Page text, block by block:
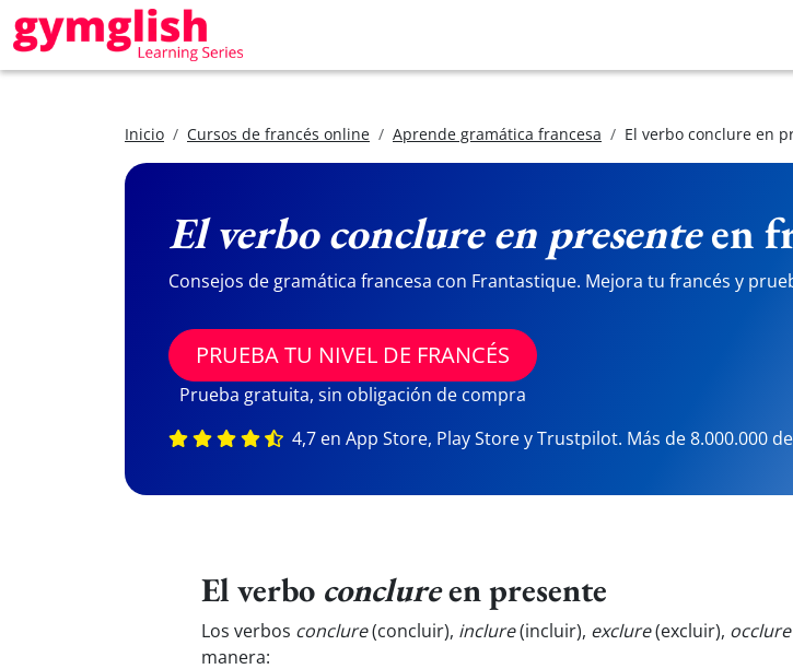
Inicio Cursos de francés online Aprende gramática francesa El verbo conclure en
El verbo conclure en presenteen
Consejos de gramática francesa con Frantastique. Mejora tu francés y
PRUEBA TU NIVEL DE FRANCÉS
Prueba gratuita, sin obligación de compra
4,7 en App Store, Play Store y Trustpilot. Más de 8.000.000
El verbo conclureen presente
Los verbos conclure(concluir), inclure(incluir), exclure(excluir), occlure
manera: